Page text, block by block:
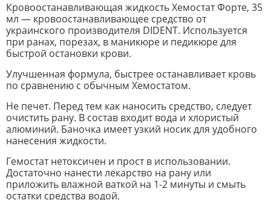
Кровоостанавливающая жидкость Хемостат Форте, 35
мл — кровоостанавливающее средство от
украинского производителя DIDENT. Используется
при ранах, порезах, в маникюре и педикюре для
быстрой остановки крови.
Улучшенная формула, быстрее останавливает кровь
по сравнению с обычным Хемостатом.
Не печет. Перед тем как наносить средство, следует
очистить рану. В состав входит вода и хлористый
алюминий. Баночка имеет узкий носик для удобного
нанесения жидкости.
Гемостат нетоксичен и прост в использовании.
Достаточно нанести лекарство на рану или
приложить влажной ваткой на 1-2 минуты и смыть
остатки средства водой.